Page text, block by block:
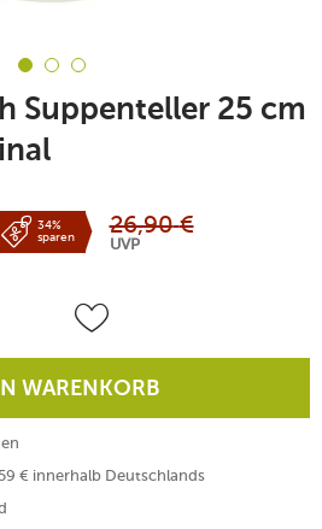
Suppenteller 25 cm
34%
sparen
26,90 €
UVP
WARENKORB
€ innerhalb Deutschlands